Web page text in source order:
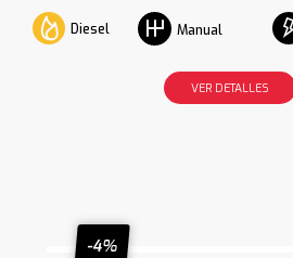
Diesel Manual
VER DETALLES
-4%